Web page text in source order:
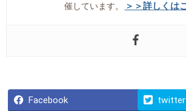
催しています。
＞＞詳しくは
Facebook twitter